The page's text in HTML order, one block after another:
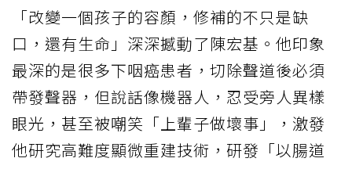
「改變一個孩子的容顏，修補的不只是缺
口，還有生命」深深撼動了陳宏基。他印象
最深的是很多下咽癌患者，切除聲道後必須
帶發聲器，但說話像機器人，忍受旁人異樣
眼光，甚至被嘲笑「上輩子做壞事」，激發
他研究高難度顯微重建技術，研發「以腸道